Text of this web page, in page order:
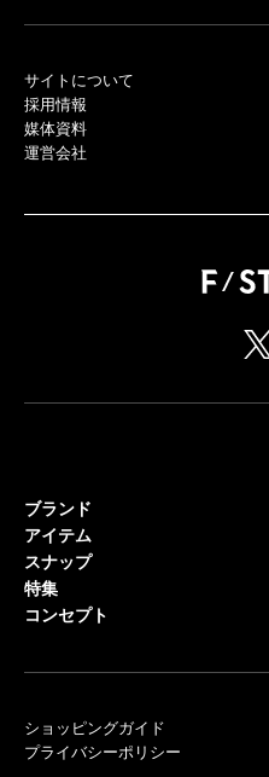
サイトについて
採用情報
媒体資料
運営会社
ブランド
アイテム
スナップ
特集
コンセプト
ショッピングガイド
プライバシーポリシー